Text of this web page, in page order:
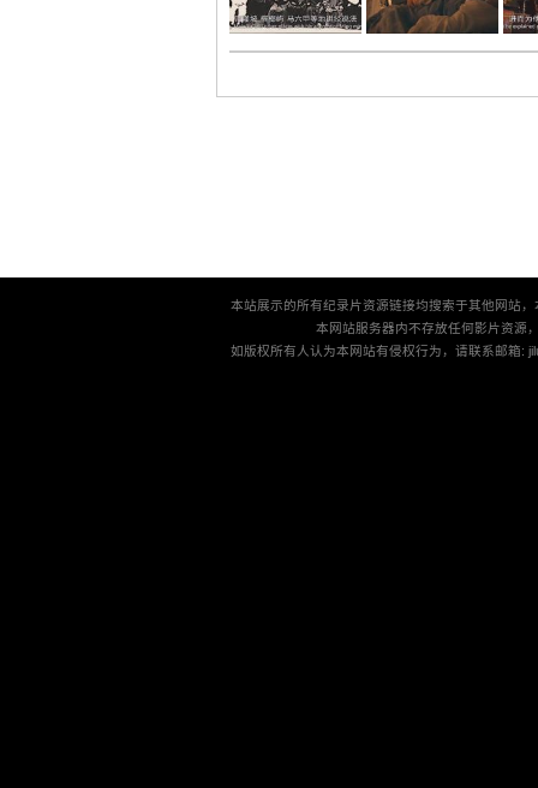
本站展示的所有纪录片资源链接均搜索于其他网站
本网站服务器内不存放任何影片资源
如版权所有人认为本网站有侵权行为，请联系邮箱: